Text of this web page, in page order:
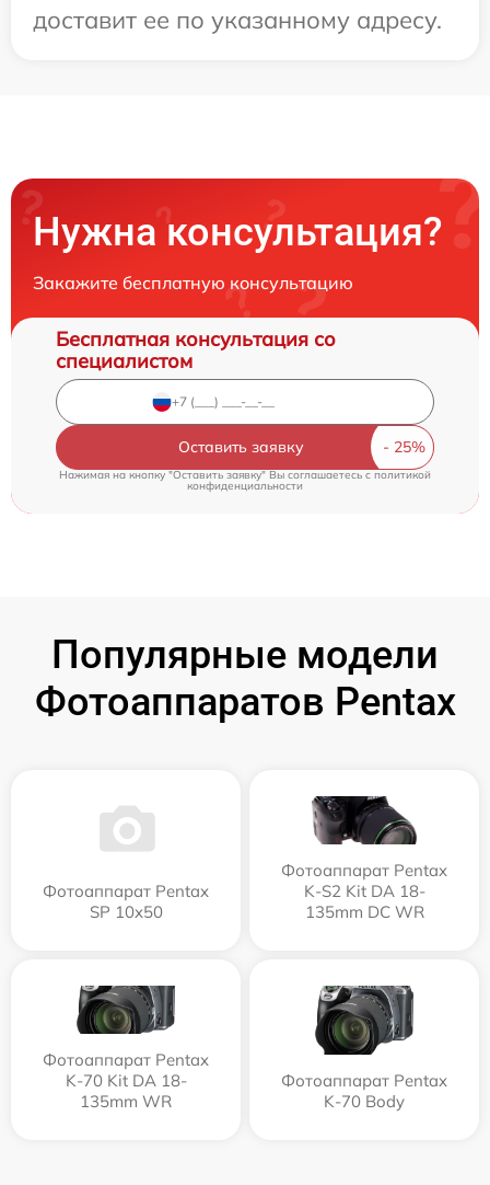
доставит ее по указанному адресу.
Нужна консультация?
Закажите бесплатную консультацию
Бесплатная консультация со
специалистом
Оставить заявку
Нажимая на кнопку "Оставить заявку" Вы соглашаетесь cполитикой
конфиденциальности
Популярные модели
Фотоаппаратов Pentax
Фотоаппарат Pentax
SP 10x50
Фотоаппарат Pentax
K-S2 Kit DA 18-
135mm DC WR
Фотоаппарат Pentax
K-70 Kit DA 18-
135mm WR
Фотоаппарат Pentax
K-70 Body